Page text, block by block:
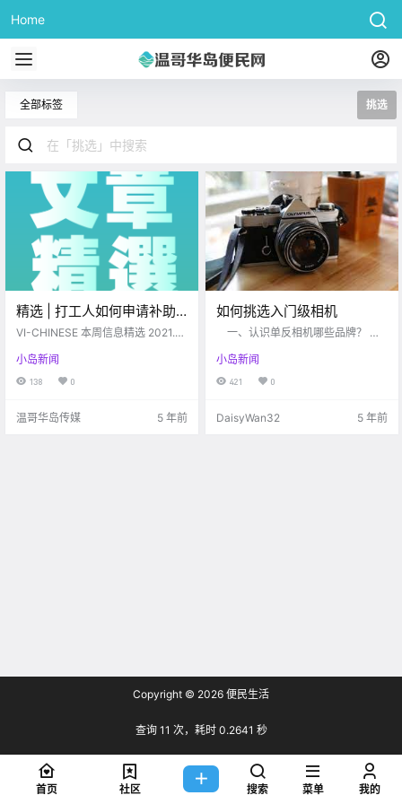
Home
全部标签 挑选
精选 | 打工人如何申请补助
金？想学习整理厨房的小技
VI-CHINESE 本周信息精选 2021.0
com 清洁篇 # 整理懒人包之厨房，
餐厅 收拾屋子的时候，厨房整理总
小岛新闻
138 0
温哥华岛传媒 5 年前
如何挑选入门级相机
照片，还是想要成为世界级的专业
摄影师，你都需要一款相机。因为
小岛新闻
421 0
DaisyWan32 5 年前
Copyright © 2026 便民生活
查询 11 次，耗时 0.2641 秒
首页 社区 搜索 菜单 我的